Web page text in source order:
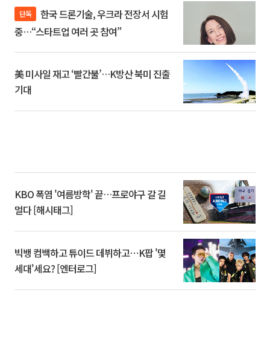
단독
중…“스타트업 여러 곳 참여”
美 미사일 재고 ‘빨간불’…K방산 북미 진출
기대
KBO 폭염 '여름방학' 끝…프로야구 갈 길
멀다 [해시태그]
빅뱅 컴백하고 튜이드 데뷔하고⋯K팝 '몇
세대'세요? [엔터로그]